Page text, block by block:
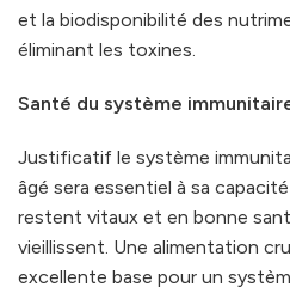
et la biodisponibilité des
éliminant les toxines.
Santé du système
Justificatif le système
âgé sera essentiel à sa
restent vitaux et en bonne
vieillissent. Une alimentation
excellente base pour un